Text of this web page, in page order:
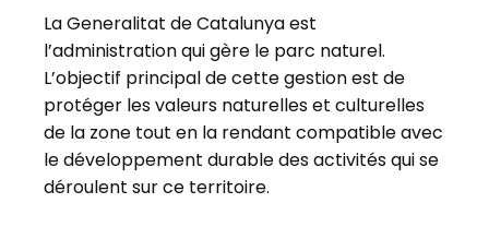
La Generalitat de Catalunya est
l’administration qui gère le parc naturel.
L’objectif principal de cette gestion est de
protéger les valeurs naturelles et culturelles
de la zone tout en la rendant compatible avec
le développement durable des activités qui se
déroulent sur ce territoire.